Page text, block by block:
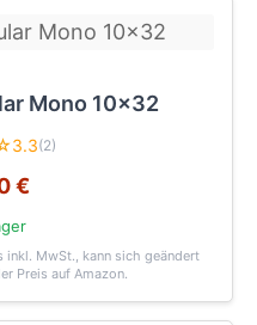
Mono 10x32
3.3(2)
€
inkl. MwSt., kann sich geändert
Preis auf Amazon.